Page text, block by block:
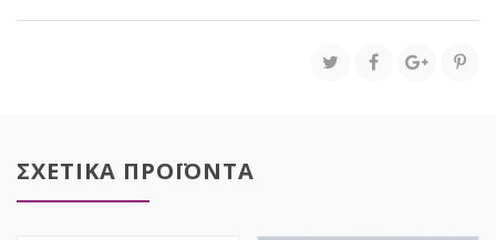
ΣΧΕΤΙΚΑ ΠΡΟΪΟΝΤΑ